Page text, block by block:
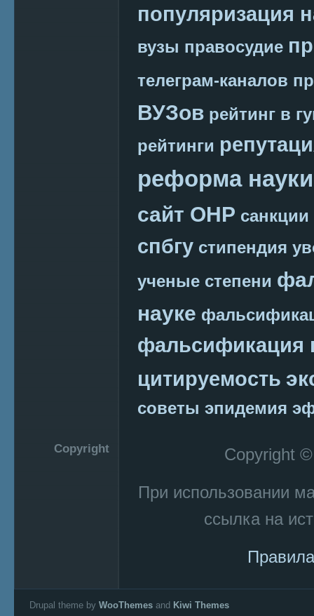
популяризация
вузы правосудие
телеграм-каналов
ВУЗов рейтинг в
рейтинги
реформа науки
сайт ОНР санкции
спбгу стипендия
ученые степени
науке
фальсификация
цитируемость
советы эпидемия
Copyright
Copyright
При использовании
ссылка на
Drupal theme by WooThemes and Kiwi Themes